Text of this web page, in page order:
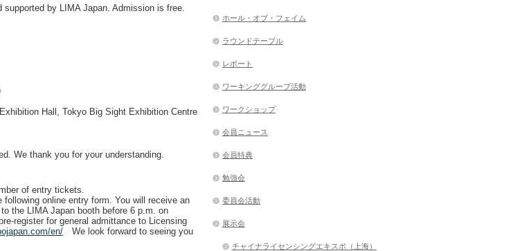
by LIMA Japan. Admission is free.
Hall, Tokyo Big Sight Exhibition Centre
We thank you for your understanding.
of entry tickets.
online entry form. You will receive an
the LIMA Japan booth before 6 p.m. on
register for general admittance to Licensing
en/ We look forward to seeing you
ホール・オブ・フェイム
ラウンドテーブル
レポート
ワーキンググループ活動
ワークショップ
会員ニュース
会員特典
勉強会
委員会活動
展示会
チャイナライセンシングエキスポ（上海）